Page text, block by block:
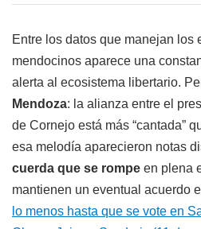
Entre los datos que manejan los
mendocinos aparece una
alerta al ecosistema libertario.
Mendoza: la alianza entre el
de Cornejo está más “cantada”
esa melodía aparecieron notas
cuerda que se rompe en plena
mantienen un eventual acuerdo
lo menos hasta que se vote en